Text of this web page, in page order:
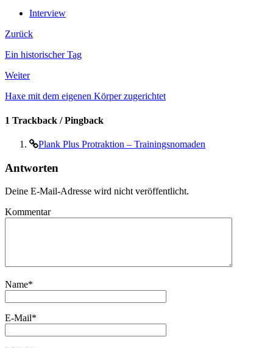
Interview
Zurück
Ein historischer Tag
Weiter
Haxe mit dem eigenen Körper zugerichtet
1 Trackback / Pingback
Plank Plus Protraktion – Trainingsnomaden
Antworten
Deine E-Mail-Adresse wird nicht veröffentlicht.
Kommentar
Name*
E-Mail*